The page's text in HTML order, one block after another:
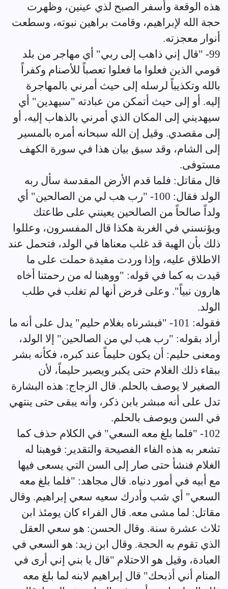
هذه الوقعة وأسفر الصبح لذي عينين، وظهرت
حجة الله لإبراهيم، وقامت براهين نبوته، وسطعت
أنوار معجزته.
99- "قال إني ذاهب إلى ربي" أي مهاجر من بلد
قومي الذين فعلوا ما فعلوا تعصباً للأصنام وكفراً
بالله وتكذيباً لرسله إلى حيث أمرني بالمهاجرة
إليه. أو إلى حيث أتمكن من عبادته "سيهدين" أي
سيهديني إلى المكان الذي أمرني بالذهاب إليه، أو
إلى مقصدي. وقيل إن الله سبحانه أمره بالمسير
إلى الشام، وقد سبق بيان هذا في سورة الكهف
مستوفى.
قال مقاتل: فلما قدم الأرض المقدسة سأل ربه
الولد فقال: 100- "رب هب لي من الصالحين" أي
ولداً صالحاً من الصالحين يعينني على طاعتك
ويؤنسني في الغربة هكذا قال المفسرون، وعللوا
ذلك بأن الهبة قد غلب معناها في الولد، فتحمل عند
الاطلاق عليه، وإذا وردت مقيدة حملت على ما
قيدت به كما في قوله: "ووهبنا له من رحمتنا أخاه
هارون نبياً". وعلى فرض أنها لم تغلب في طلب
الولد.
فقوله: 101- "فبشرناه بغلام حليم" يدل على أنه ما
أراد بقوله: "رب هب لي من الصالحين" إلا الولد،
ومعنى حليم: أن يكون حليماً عند كبره، فكأنه بشر
ببقاء ذلك الغلام حتى يكبر ويصير حليماً، لأن
الصغير لا يوصف بالحلم. قال الزجاج: هذه البشارة
تدل على أنه مبشر بابن ذكر، وأنه يبقى حتى ينتهي
في السن ويوصف بالحلم.
102- "فلما بلغ معه السعي" في الكلام حذف كما
تشعر به هذه الفاء الفصيحة والتقدير: فوهبنا له
الغلام فنشأ حتى صار إلى السن التي يسعى فيها
مع أبيه في أمور دنياه. قال مجاهد: "فلما بلغ معه
السعي" أي شب وأدرك سعيه سعي إبراهيم. وقال
مقاتل: لما مشى معه. قال الفراء كان يومئذ ابن
ثلاث عشرة سنة. وقال الحسن: هو سعي العقل
الذي تقوم به الحجة. وقال ابن زيد: هو السعي في
العبادة، وقيل هو الاحتلام "قال يا بني إني أرى في
المنام أني أذبحك" قال إبراهيم لابنه لما بلغ معه